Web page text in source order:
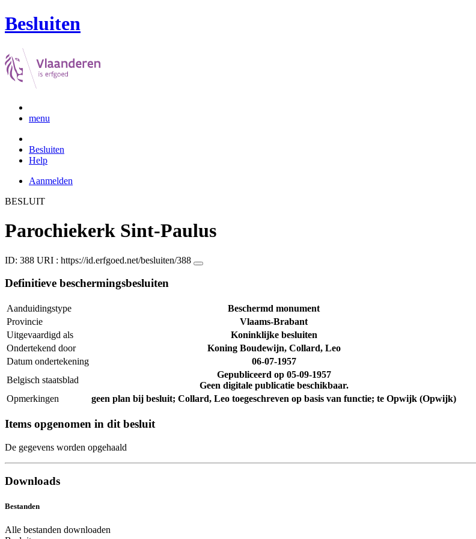
Besluiten
menu
Besluiten
Help
Aanmelden
BESLUIT
Parochiekerk Sint-Paulus
ID: 388 URI : https://id.erfgoed.net/besluiten/388
Definitieve beschermingsbesluiten
Aanduidingstype
Beschermd monument
Provincie
Vlaams-Brabant
Uitgevaardigd als
Koninklijke besluiten
Ondertekend door
Koning Boudewijn, Collard, Leo
Datum ondertekening
06-07-1957
Belgisch staatsblad
Gepubliceerd op 05-09-1957
Geen digitale publicatie beschikbaar.
Opmerkingen
geen plan bij besluit; Collard, Leo toegeschreven op basis van functie; te Opwijk (Opwijk)
Items opgenomen in dit besluit
De gegevens worden opgehaald
Downloads
Bestanden
Alle bestanden downloaden